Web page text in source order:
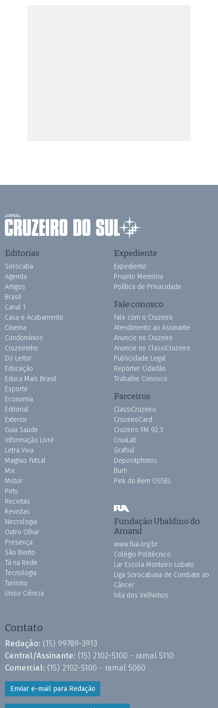
Editorias
Sorocaba
Agenda
Artigos
Brasil
Canal 1
Casa e Acabamento
Cinema
Condomínios
Cruzeirinho
Do Leitor
Educação
Educa Mais Brasil
Esporte
Economia
Editorial
Exterior
Guia Saúde
Informação Livre
Letra Viva
Magnus Futsal
Mix
Motor
Pets
Receitas
Revistas
Necrologia
Outro Olhar
Presença
São Bento
Tá na Rede
Tecnologia
Turismo
Uniso Ciência
Expediente
Expediente
Projeto Memória
Política de Privacidade
Fale conosco
Fale com o Cruzeiro
Atendimento ao Assinante
Anuncie no Cruzeiro
Anuncie no ClassiCruzeiro
Publicidade Legal
Repórter Cidadão
Trabalhe Conosco
Parceiros
ClassiCruzeiro
CruzeiroCard
Cruzeiro FM 92.3
CruxLab
Grafsul
Depositphotos
Burh
Pink do Bem OSSEL
Fundação Ubaldino do
Amaral
www.fua.org.br
Colégio Politécnico
Lar Escola Monteiro Lobato
Liga Sorocabana de Combate ao
Câncer
Vila dos Velhinhos
Contato
Redação: (15) 99789-3913
Central/Assinante: (15) 2102-5100 - ramal 5110
Comercial: (15) 2102-5100 - ramal 5060
Enviar e-mail para Redação